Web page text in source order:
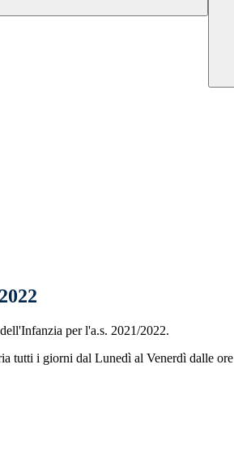
per l'a.s. 2021/2022.
tutti i giorni dal Lunedì al Venerdì dalle